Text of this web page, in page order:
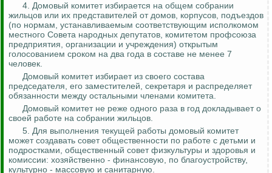
4. Домовый комитет избирается на общем собрании
жильцов или их представителей от домов, корпусов, подъездов
(по нормам, устанавливаемым соответствующим исполкомом
местного Совета народных депутатов, комитетом профсоюза
предприятия, организации и учреждения) открытым
голосованием сроком на два года в составе не менее 7
человек.
Домовый комитет избирает из своего состава
председателя, его заместителей, секретаря и распределяет
обязанности между остальными членами комитета.
Домовый комитет не реже одного раза в год докладывает о
своей работе на собрании жильцов.
5. Для выполнения текущей работы домовый комитет
может создавать совет общественности по работе с детьми и
подростками, общественный совет физкультуры и здоровья и
комиссии: хозяйственно - финансовую, по благоустройству,
культурно - массовую и санитарную.